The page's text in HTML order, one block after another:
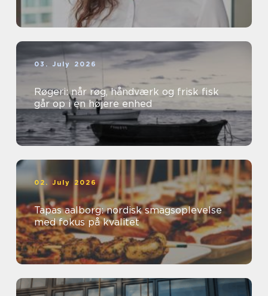
03. July 2026
Røgeri: når røg, håndværk og frisk fisk
går op i en højere enhed
02. July 2026
Tapas aalborg: nordisk smagsoplevelse
med fokus på kvalitet